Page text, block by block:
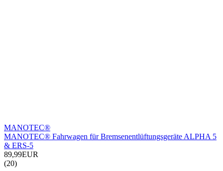
MANOTEC®
MANOTEC® Fahrwagen für Bremsenentlüftungsgeräte ALPHA 5
& ERS-5
89,99EUR
(20)